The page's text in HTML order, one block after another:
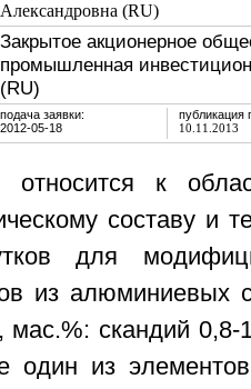
Александровна (RU)
Закрытое акционерное
промышленная
(RU)
подача заявки:
2012-05-18
публикация
10.11.2013
относится к
составу и
для
из алюминиевых
мас.%: скандий
один из